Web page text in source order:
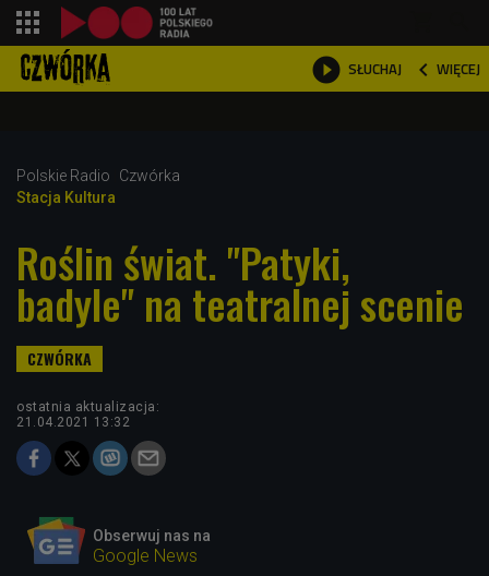
 SŁUCHAJ  WIĘCEJ

Polskie Radio
Czwórka
Stacja Kultura
Roślin świat. "Patyki,
badyle" na teatralnej scenie
ostatnia aktualizacja:
21.04.2021 13:32
Obserwuj nas na
Google News